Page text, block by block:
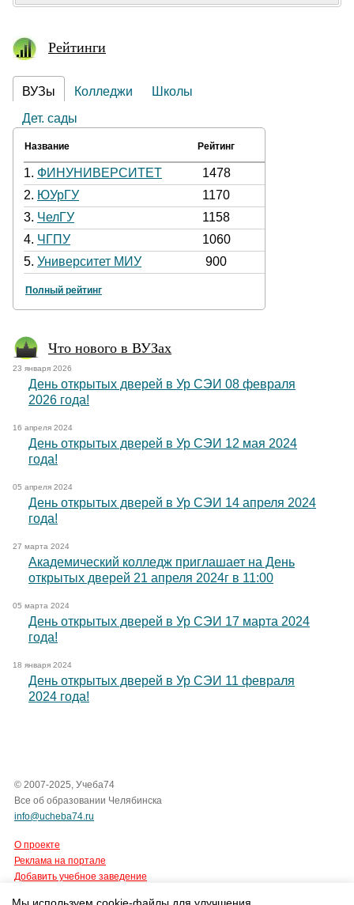
Рейтинги
ВУЗы Колледжи
Школы
Дет. сады
Название Рейтинг
1. ФИНУНИВЕРСИТЕТ
1478
2. ЮУрГУ
1170
3. ЧелГУ
1158
4. ЧГПУ
1060
5. Университет МИУ 900
Полный рейтинг
Что нового в ВУЗах
23 января 2026
День открытых дверей в Ур СЭИ 08 февраля
2026 года!
16 апреля 2024
День открытых дверей в Ур СЭИ 12 мая 2024
года!
05 апреля 2024
День открытых дверей в Ур СЭИ 14 апреля 2024
года!
27 марта 2024
Академический колледж приглашает на День
открытых дверей 21 апреля 2024г в 11:00
05 марта 2024
День открытых дверей в Ур СЭИ 17 марта 2024
года!
18 января 2024
День открытых дверей в Ур СЭИ 11 февраля
2024 года!
© 2007-2025, Учеба74
Все об образовании Челябинска
info@ucheba74.ru
О проекте
Реклама на портале
Добавить учебное заведение